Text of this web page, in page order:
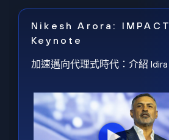
Nikesh Arora: IMPACT
Keynote
加速邁向代理式時代：介紹 Idira